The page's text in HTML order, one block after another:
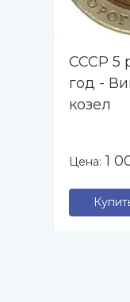
СССР 5
год -
козел
Цена: 1